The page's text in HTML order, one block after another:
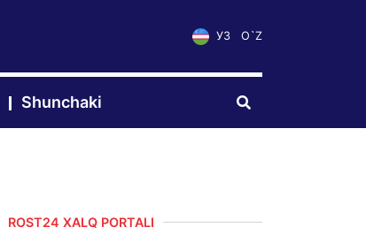
УЗ O`Z
Shunchaki
ROST24 XALQ PORTALI